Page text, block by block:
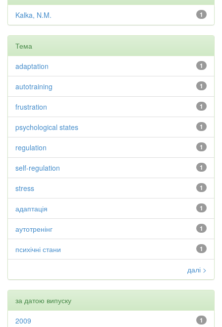
1
Kalka, N.M.
Тема
1
adaptation
1
autotraining
1
frustration
1
psychological states
1
regulation
1
self-regulation
1
stress
1
адаптація
1
аутотренінг
1
психічні стани
далі >
за датою випуску
1
2009